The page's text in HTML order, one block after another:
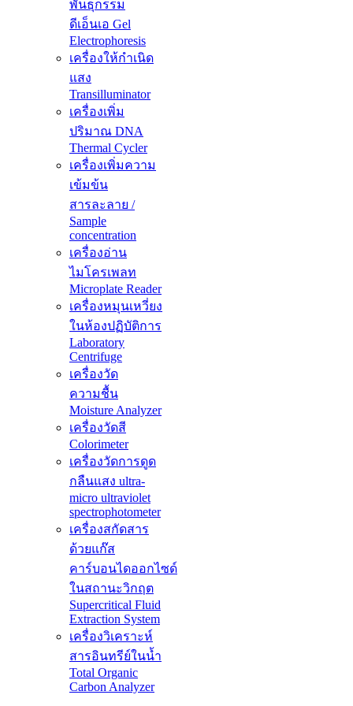
พันธุกรรม
ดีเอ็นเอ Gel
Electrophoresis
เครื่องให้กำเนิด
แสง
Transilluminator
เครื่องเพิ่ม
ปริมาณ DNA
Thermal Cycler
เครื่องเพิ่มความ
เข้มข้น
สารละลาย /
Sample
concentration
เครื่องอ่าน
ไมโครเพลท
Microplate Reader
เครื่องหมุนเหวี่ยง
ในห้องปฏิบัติการ
Laboratory
Centrifuge
เครื่องวัด
ความชื้น
Moisture Analyzer
เครื่องวัดสี
Colorimeter
เครื่องวัดการดูด
กลืนแสง ultra-
micro ultraviolet
spectrophotometer
เครื่องสกัดสาร
ด้วยแก๊ส
คาร์บอนไดออกไซด์
ในสถานะวิกฤต
Supercritical Fluid
Extraction System
เครื่องวิเคราะห์
สารอินทรีย์ในน้ำ
Total Organic
Carbon Analyzer